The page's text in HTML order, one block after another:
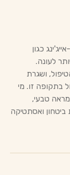
כגון
לעונה.
ושגרת
בתקופה זו. מי
טבעי,
ואסתטיקה